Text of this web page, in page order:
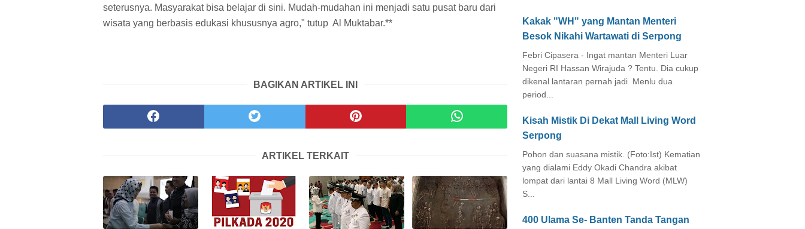
seterusnya. Masyarakat bisa belajar di sini. Mudah-mudahan ini menjadi satu pusat baru dari
wisata yang berbasis edukasi khususnya agro," tutup Al Muktabar.**
BAGIKAN ARTIKEL INI
ARTIKEL TERKAIT
Kakak "WH" yang Mantan Menteri
Besok Nikahi Wartawati di Serpong
Febri Cipasera - Ingat mantan Menteri Luar
Negeri RI Hassan Wirajuda ? Tentu. Dia cukup
dikenal lantaran pernah jadi Menlu dua
period...
Kisah Mistik Di Dekat Mall Living Word
Serpong
Pohon dan suasana mistik. (Foto:Ist) Kematian
yang dialami Eddy Okadi Chandra akibat
lompat dari lantai 8 Mall Living Word (MLW)
S...
400 Ulama Se- Banten Tanda Tangan